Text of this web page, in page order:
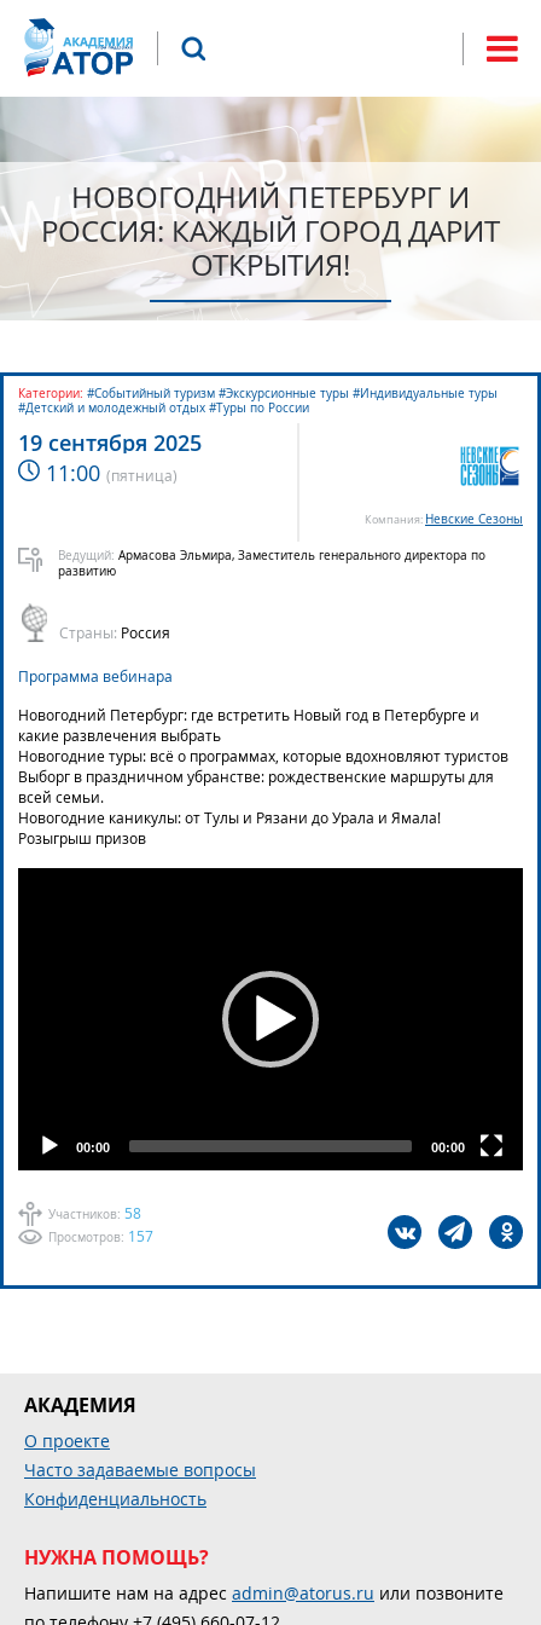
поиска
Что будем искать?
НОВОГОДНИЙ ПЕТЕРБУРГ И
РОССИЯ: КАЖДЫЙ ГОРОД ДАРИТ
ОТКРЫТИЯ!
19 сентября 2025
11:00 (пятница)
Компания: Невские Сезоны
Участников: 58
Просмотров: 157
Ведущий: Армасова Эльмира, Заместитель генерального директора по
развитию
Страны: Россия
Категории: #Событийный туризм #Экскурсионные туры #Индивидуальные туры
#Детский и молодежный отдых #Туры по России
Программа вебинара
Новогодний Петербург: где встретить Новый год в Петербурге и
какие развлечения выбрать
Новогодние туры: всё о программах, которые вдохновляют туристов
Выборг в праздничном убранстве: рождественские маршруты для
всей семьи.
Новогодние каникулы: от Тулы и Рязани до Урала и Ямала!
Розыгрыш призов
00:00 00:00
АКАДЕМИЯ
О проекте
Часто задаваемые вопросы
Конфиденциальность
НУЖНА ПОМОЩЬ?
Напишите нам на адрес admin@atorus.ru или позвоните